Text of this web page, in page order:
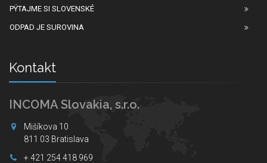
PÝTAJME SI SLOVENSKÉ
ODPAD JE SUROVINA
Kontakt
INCOMA Slovakia, s.r.o.
Mišíkova 10
811 03 Bratislava
+ 421 254 418 969